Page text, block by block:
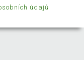
údajů